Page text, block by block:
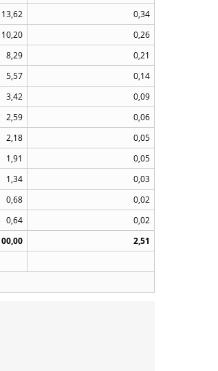
13,62
0,34
10,20
0,26
8,29
0,21
5,57
0,14
3,42
0,09
2,59
0,06
2,18
0,05
1,91
0,05
1,34
0,03
0,68
0,02
0,64
0,02
2,51